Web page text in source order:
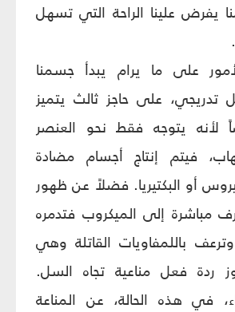
يفرض علينا الراحة التي تسهل
على ما يرام يبدأ جسمنا
تدريجي، على حاجز ثالث يتميز
لأنه يتوجه فقط نحو العنصر
فيتم إنتاج أجسام مضادة
أو البكتيريا. فضلاً عن ظهور
مباشرة إلى الميكروب فتدمره
باللمفاويات القاتلة وهي
ردة فعل مناعية تجاه السل.
في هذه الحالة، عن المناعة